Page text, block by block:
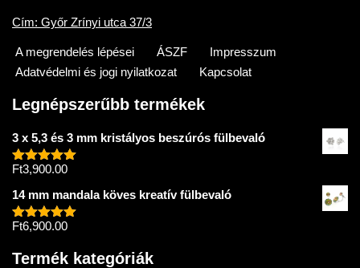
Cím: Győr Zrínyi utca 37/3
A megrendelés lépései ÁSZF
Impresszum
Adatvédelmi és jogi nyilatkozat
Kapcsolat
Legnépszerűbb termékek
3 x 5,3 és 3 mm kristályos beszúrós fülbevaló
Értékelés:
Ft3,900.00
14 mm mandala köves kreatív fülbevaló
Értékelés:
Ft6,900.00
Termék kategóriák